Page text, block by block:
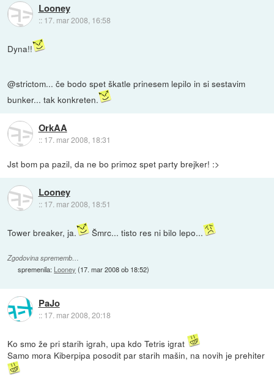
Looney
:: 17. mar 2008, 16:58
Dyna!!
@strictom... če bodo spet škatle prinesem lepilo in si sestavim
bunker... tak konkreten.
OrkAA
:: 17. mar 2008, 18:31
Jst bom pa pazil, da ne bo primoz spet party brejker! :>
Looney
:: 17. mar 2008, 18:51
Tower breaker, ja. Šmrc... tisto res ni bilo lepo...
Zgodovina sprememb…
spremenila: Looney (17. mar 2008 ob 18:52)
PaJo
:: 17. mar 2008, 20:18
Ko smo že pri starih igrah, upa kdo Tetris igrat
Samo mora Kiberpipa posodit par starih mašin, na novih je prehiter